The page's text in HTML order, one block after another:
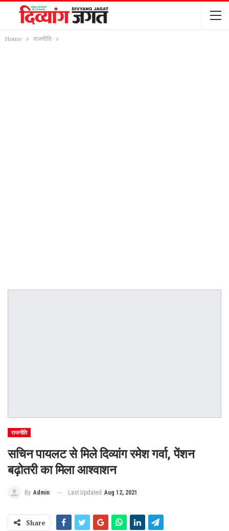
Home राजनीति
राजनीति
सचिन पायलट से मिले दिव्यांग रमेश गर्वा, पेंशन
बढ़ोतरी का मिला आश्वाशन
By Admin Last Updated Aug 12, 2021
Share